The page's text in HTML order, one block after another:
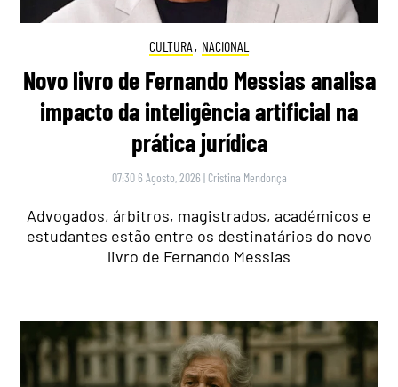
CULTURA , NACIONAL
Novo livro de Fernando Messias analisa
impacto da inteligência artificial na
prática jurídica
07:30 6 Agosto, 2026 | Cristina Mendonça
Advogados, árbitros, magistrados, académicos e
estudantes estão entre os destinatários do novo
livro de Fernando Messias